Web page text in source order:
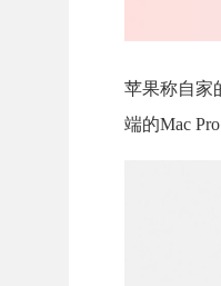
苹果称自家
端的Mac